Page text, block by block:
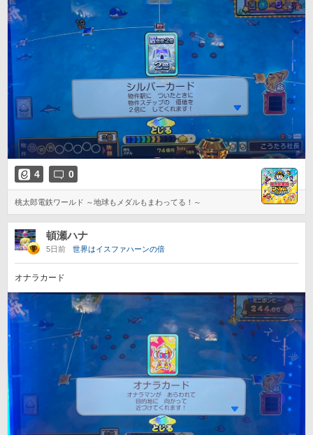
4 0
桃太郎電鉄ワールド ～地球もメダルもまわってる！～
頓瀬ハナ
5日前 世界はイスファハーンの倍
オナラカード